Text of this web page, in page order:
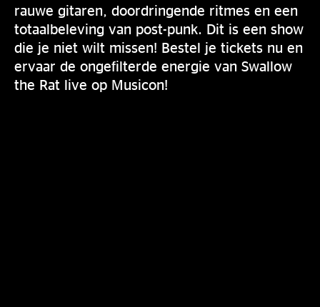
rauwe gitaren, doordringende ritmes en een
totaalbeleving van post-punk. Dit is een show
die je niet wilt missen! Bestel je tickets nu en
ervaar de ongefilterde energie van Swallow
the Rat live op Musicon!